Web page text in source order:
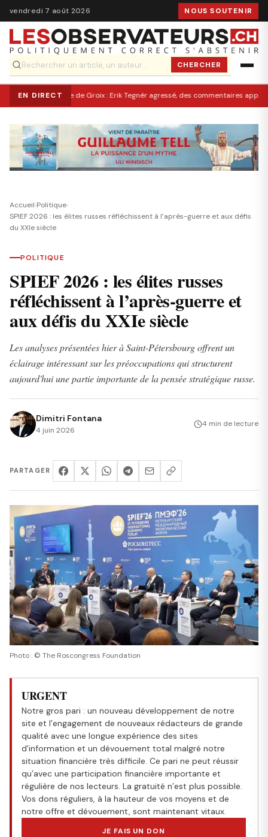
vendredi 7 août 2026 NOUS SOUTENIR
CHERCHER
EN DIRECT Île de Groix : Erik Tegnér agressé, des commentaires
Accueil›Politique›
SPIEF 2026 : les élites russes réfléchissent à l’après-guerre et aux défis
du XXIe siècle
POLITIQUE
SPIEF 2026 : les élites russes
réfléchissent à l’après-guerre et
aux défis du XXIe siècle
Les analyses présentées hier à Saint-Pétersbourg offrent un
éclairage intéressant sur les préoccupations qui structurent
aujourd'hui une partie importante de la pensée stratégique russe.
Dimitri Fontana
4 juin 2026
4 min de lecture
PARTAGER
Photo : © The Roscongress Foundation
URGENT
Notre gros pari : un nouveau développement de notre
site et l’engagement de nouveaux rédacteurs de grande
qualité avec une longue expérience des sites
d’information et un dévouement total malgré notre
situation financière très difficile. Ce pari ne peut réussir
qu’avec une participation financière importante et
régulière de nos lecteurs. La gratuité n’est plus possible.
Vos dons réguliers, à la hauteur de vos moyens et de
notre offre et dévouement, sont maintenant vitaux.
JE FAIS UN DON